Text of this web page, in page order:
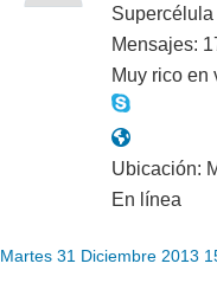
Supercélula
Mensajes:
Muy rico en
Ubicación:
En línea
Martes 31 Diciembre 2013